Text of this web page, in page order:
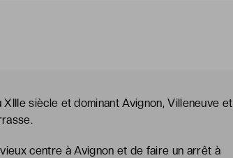
siècle et dominant Avignon, Villeneuve et
centre à Avignon et de faire un arrêt à